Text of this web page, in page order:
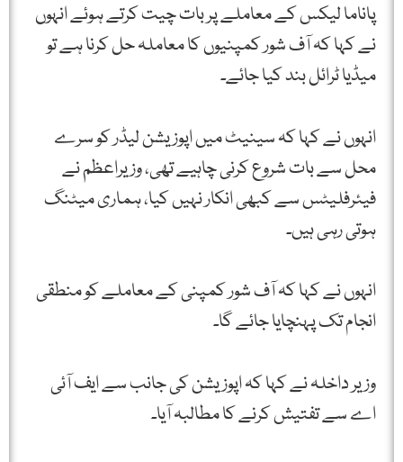
پاناما لیکس کے معاملے پر بات چیت کرتے ہوئے انہوں
نے کہا کہ آف شور کمپنیوں کا معاملہ حل کرنا ہے تو
میڈیا ٹرائل بند کیا جائے۔
انہوں نے کہا کہ سینیٹ میں اپوزیشن لیڈر کو سرے
محل سے بات شروع کرنی چاہیے تھی، وزیراعظم نے
فیئرفلیٹس سے کبھی انکار نہیں کیا، ہماری میٹنگ
ہوتی رہی ہیں۔
انہوں نے کہا کہ آف شور کمپنی کے معاملے کو منطقی
انجام تک پہنچایا جائے گا۔
وزیر داخلہ نے کہا کہ اپوزیشن کی جانب سے ایف آئی
اے سے تفتیش کرنے کا مطالبہ آیا۔